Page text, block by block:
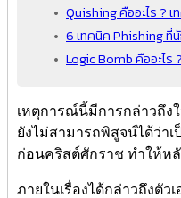
Quishing คืออะไร ?
6 เทคนิค Phishing ที่นั
Logic Bomb คืออะไร
เหตุการณ์นี้มีการกล่าวถึง
ยังไม่สามารถพิสูจน์ได้ว่าเ
ก่อนคริสต์ศักราช ทำให้ห
ภายในเรื่องได้กล่าวถึงตัว